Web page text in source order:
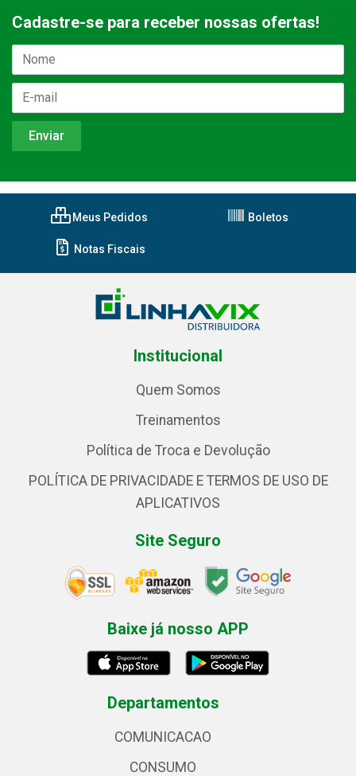
Cadastre-se para receber nossas ofertas!
Meus Pedidos Boletos
Notas Fiscais
Institucional
Quem Somos
Treinamentos
Política de Troca e Devolução
POLÍTICA DE PRIVACIDADE E TERMOS DE USO DE
APLICATIVOS
Site Seguro
Baixe já nosso APP
Departamentos
COMUNICACAO
CONSUMO